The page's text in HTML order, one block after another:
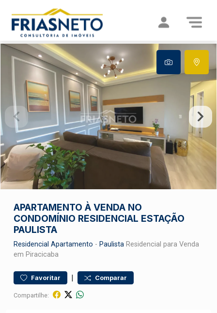
APARTAMENTO À VENDA NO
CONDOMÍNIO RESIDENCIAL ESTAÇÃO
PAULISTA
Residencial Apartamento - Paulista Residencial para Venda
em Piracicaba
Favoritar | Comparar
Compartilhe: